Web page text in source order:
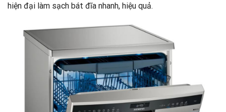
hiện đại làm sạch bát đĩa nhanh, hiệu quả.